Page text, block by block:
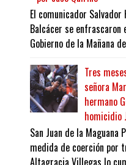
El comunicador
Balcácer se enfrascaron
Gobierno de la Mañana
Tres
señora
hermano
homicidio
San Juan de la Maguana
medida de coerción por